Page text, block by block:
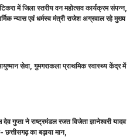
में जिला स्तरीय वन महोत्सव कार्यक्रम संपन्न,
न्यास एवं धर्मस्व मंत्री राजेश अग्रवाल रहे मुख्य
सेवा, गुमगराकला प्राथमिक स्वास्थ्य केंद्र में
देव गुप्ता ने राष्ट्रमंडल रजत विजेता ज्ञानेश्वरी यादव
छत्तीसगढ़ का बढ़ाया मान,